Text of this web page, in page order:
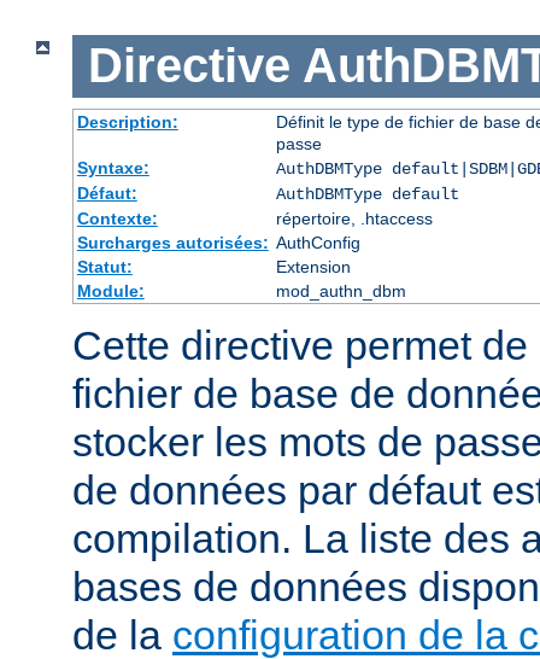
Directive
Description:
Définit le type de fichier de base
passe
Syntaxe:
AuthDBMType
Défaut:
AuthDBMType default
Contexte:
répertoire, .htaccess
Surcharges autorisées: AuthConfig
Statut:
Extension
Module:
mod_authn_dbm
Cette directive permet
fichier de base de
stocker les mots de
de données par défaut
compilation. La liste des
bases de données
de la configuration de la